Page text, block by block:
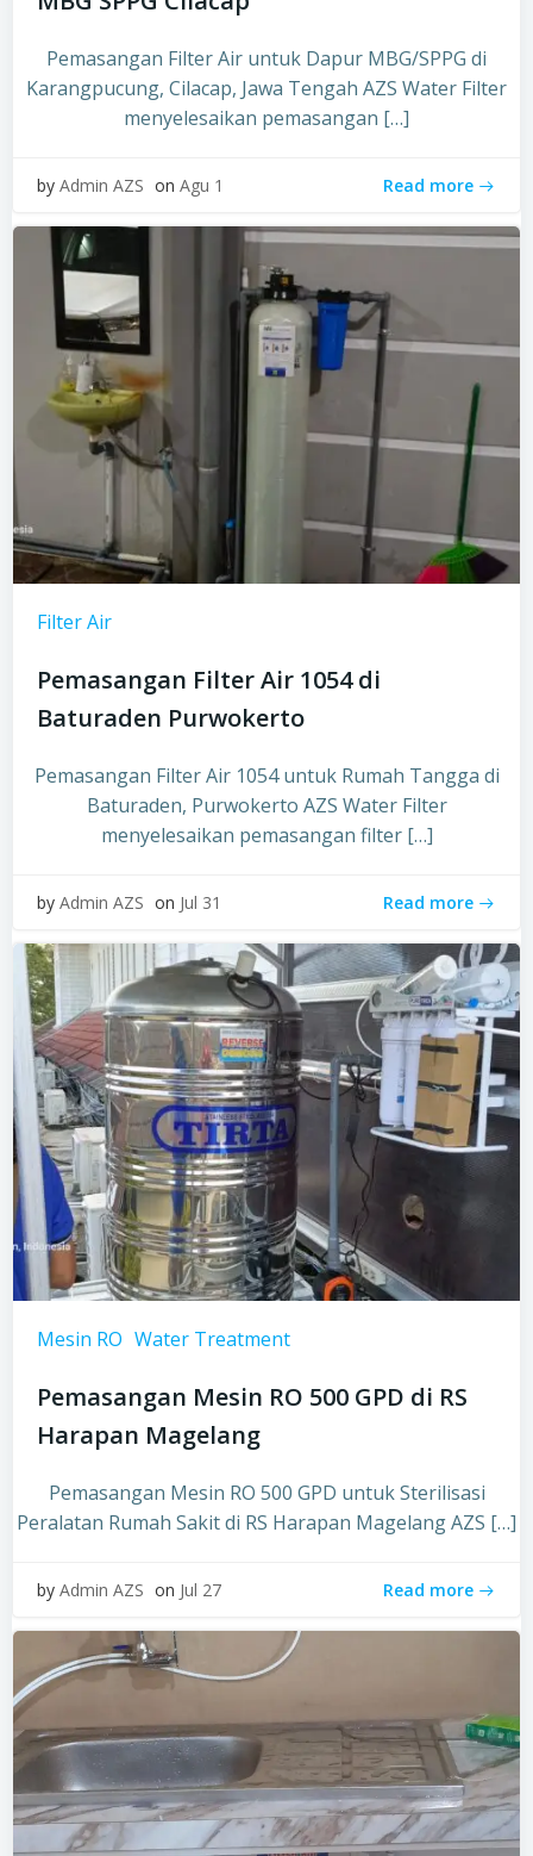
Pemasangan Filter Air untuk Dapur MBG/SPPG di
Karangpucung, Cilacap, Jawa Tengah AZS Water Filter
menyelesaikan pemasangan […]
by Admin AZS on Agu 1 Read more
Filter Air
Pemasangan Filter Air 1054 di
Baturaden Purwokerto
Pemasangan Filter Air 1054 untuk Rumah Tangga di
Baturaden, Purwokerto AZS Water Filter
menyelesaikan pemasangan filter […]
by Admin AZS on Jul 31 Read more
Mesin RO Water Treatment
Pemasangan Mesin RO 500 GPD di RS
Harapan Magelang
Pemasangan Mesin RO 500 GPD untuk Sterilisasi
Peralatan Rumah Sakit di RS Harapan Magelang AZS […]
by Admin AZS on Jul 27 Read more